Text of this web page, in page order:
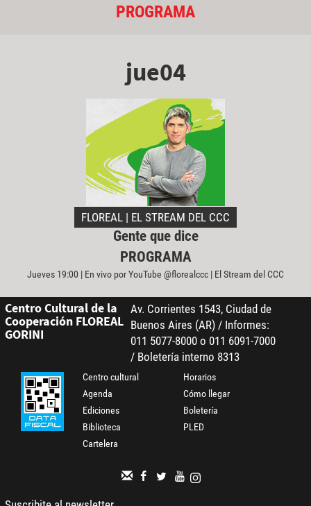
PROGRAMA
jue04
FLOREAL | EL STREAM DEL CCC
Gente que dice
PROGRAMA
Jueves 19:00 | En vivo por YouTube @florealccc | El Stream del CCC
Centro Cultural de la
Cooperación FLOREAL
GORINI
Av. Corrientes 1543, Ciudad de
Buenos Aires (AR) / Informes:
011 5077-8000 o 011 6091-7000
/ Boletería interno 8313
Centro cultural
Agenda
Ediciones
Biblioteca
Cartelera
Horarios
Cómo llegar
Boletería
PLED